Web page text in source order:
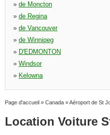
» de Moncton
» de Regina
» de Vancouver
» de Winnipeg
» D'EDMONTON
» Windsor
» Kelowna
Page d'accueil » Canada »Aéroport de St
Location Voiture